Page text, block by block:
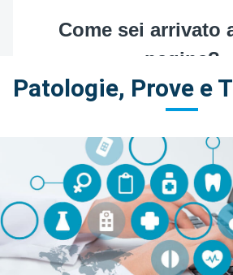
Patologie, Prove e